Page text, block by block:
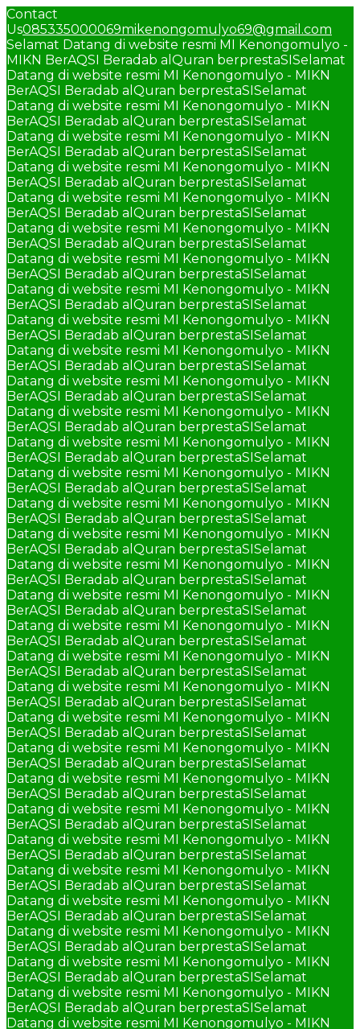
Contact
Us085335000069mikenongomulyo69@gmail.com
Selamat Datang di website resmi MI Kenongomulyo -
MIKN BerAQSI Beradab alQuran berprestaSISelamat
Datang di website resmi MI Kenongomulyo - MIKN
BerAQSI Beradab alQuran berprestaSISelamat
Datang di website resmi MI Kenongomulyo - MIKN
BerAQSI Beradab alQuran berprestaSISelamat
Datang di website resmi MI Kenongomulyo - MIKN
BerAQSI Beradab alQuran berprestaSISelamat
Datang di website resmi MI Kenongomulyo - MIKN
BerAQSI Beradab alQuran berprestaSISelamat
Datang di website resmi MI Kenongomulyo - MIKN
BerAQSI Beradab alQuran berprestaSISelamat
Datang di website resmi MI Kenongomulyo - MIKN
BerAQSI Beradab alQuran berprestaSISelamat
Datang di website resmi MI Kenongomulyo - MIKN
BerAQSI Beradab alQuran berprestaSISelamat
Datang di website resmi MI Kenongomulyo - MIKN
BerAQSI Beradab alQuran berprestaSISelamat
Datang di website resmi MI Kenongomulyo - MIKN
BerAQSI Beradab alQuran berprestaSISelamat
Datang di website resmi MI Kenongomulyo - MIKN
BerAQSI Beradab alQuran berprestaSISelamat
Datang di website resmi MI Kenongomulyo - MIKN
BerAQSI Beradab alQuran berprestaSISelamat
Datang di website resmi MI Kenongomulyo - MIKN
BerAQSI Beradab alQuran berprestaSISelamat
Datang di website resmi MI Kenongomulyo - MIKN
BerAQSI Beradab alQuran berprestaSISelamat
Datang di website resmi MI Kenongomulyo - MIKN
BerAQSI Beradab alQuran berprestaSISelamat
Datang di website resmi MI Kenongomulyo - MIKN
BerAQSI Beradab alQuran berprestaSISelamat
Datang di website resmi MI Kenongomulyo - MIKN
BerAQSI Beradab alQuran berprestaSISelamat
Datang di website resmi MI Kenongomulyo - MIKN
BerAQSI Beradab alQuran berprestaSISelamat
Datang di website resmi MI Kenongomulyo - MIKN
BerAQSI Beradab alQuran berprestaSISelamat
Datang di website resmi MI Kenongomulyo - MIKN
BerAQSI Beradab alQuran berprestaSISelamat
Datang di website resmi MI Kenongomulyo - MIKN
BerAQSI Beradab alQuran berprestaSISelamat
Datang di website resmi MI Kenongomulyo - MIKN
BerAQSI Beradab alQuran berprestaSISelamat
Datang di website resmi MI Kenongomulyo - MIKN
BerAQSI Beradab alQuran berprestaSISelamat
Datang di website resmi MI Kenongomulyo - MIKN
BerAQSI Beradab alQuran berprestaSISelamat
Datang di website resmi MI Kenongomulyo - MIKN
BerAQSI Beradab alQuran berprestaSISelamat
Datang di website resmi MI Kenongomulyo - MIKN
BerAQSI Beradab alQuran berprestaSISelamat
Datang di website resmi MI Kenongomulyo - MIKN
BerAQSI Beradab alQuran berprestaSISelamat
Datang di website resmi MI Kenongomulyo - MIKN
BerAQSI Beradab alQuran berprestaSISelamat
Datang di website resmi MI Kenongomulyo - MIKN
BerAQSI Beradab alQuran berprestaSISelamat
Datang di website resmi MI Kenongomulyo - MIKN
BerAQSI Beradab alQuran berprestaSISelamat
Datang di website resmi MI Kenongomulyo - MIKN
BerAQSI Beradab alQuran berprestaSISelamat
Datang di website resmi MI Kenongomulyo - MIKN
BerAQSI Beradab alQuran berprestaSISelamat
Datang di website resmi MI Kenongomulyo - MIKN